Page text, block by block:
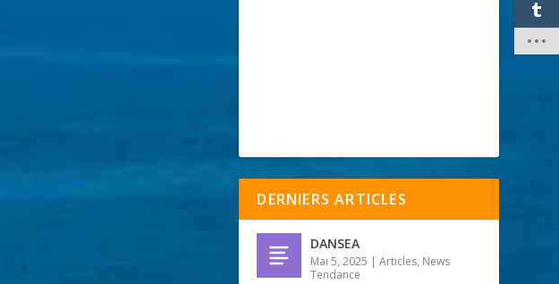
DERNIERS ARTICLES
DANSEA
Mai 5, 2025 |Articles, News
Tendance